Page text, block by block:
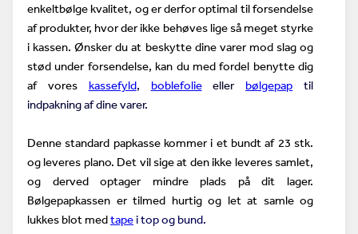
enkeltbølge kvalitet, og er derfor optimal til forsendelse
af produkter, hvor der ikke behøves lige så meget styrke
i kassen. Ønsker du at beskytte dine varer mod slag og
stød under forsendelse, kan du med fordel benytte dig
af vores
kassefyld, boblefolieeller bølgepap
til
indpakning af dine varer.
Denne standard papkasse kommer i et bundt af 23 stk.
og leveres plano. Det vil sige at den ikke leveres samlet,
og derved optager mindre plads på dit lager.
Bølgepapkassen er tilmed hurtig og let at samle og
lukkes blot medtapei top og bund.